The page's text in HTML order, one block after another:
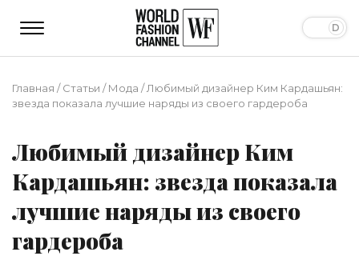
Главная /Статьи /Мода /Любимый дизайнер Ким Кардашьян:
звезда показала лучшие наряды из своего гардероба
Любимый дизайнер Ким
Кардашьян: звезда показала
лучшие наряды из своего
гардероба